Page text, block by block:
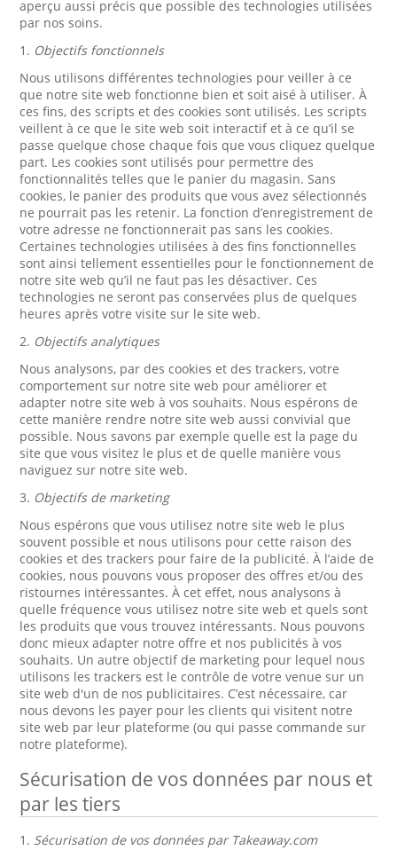
aperçu aussi précis que possible des technologies utilisées
par nos soins.
1. Objectifs fonctionnels
Nous utilisons différentes technologies pour veiller à ce
que notre site web fonctionne bien et soit aisé à utiliser. À
ces fins, des scripts et des cookies sont utilisés. Les scripts
veillent à ce que le site web soit interactif et à ce qu’il se
passe quelque chose chaque fois que vous cliquez quelque
part. Les cookies sont utilisés pour permettre des
fonctionnalités telles que le panier du magasin. Sans
cookies, le panier des produits que vous avez sélectionnés
ne pourrait pas les retenir. La fonction d’enregistrement de
votre adresse ne fonctionnerait pas sans les cookies.
Certaines technologies utilisées à des fins fonctionnelles
sont ainsi tellement essentielles pour le fonctionnement de
notre site web qu’il ne faut pas les désactiver. Ces
technologies ne seront pas conservées plus de quelques
heures après votre visite sur le site web.
2. Objectifs analytiques
Nous analysons, par des cookies et des trackers, votre
comportement sur notre site web pour améliorer et
adapter notre site web à vos souhaits. Nous espérons de
cette manière rendre notre site web aussi convivial que
possible. Nous savons par exemple quelle est la page du
site que vous visitez le plus et de quelle manière vous
naviguez sur notre site web.
3. Objectifs de marketing
Nous espérons que vous utilisez notre site web le plus
souvent possible et nous utilisons pour cette raison des
cookies et des trackers pour faire de la publicité. À l’aide de
cookies, nous pouvons vous proposer des offres et/ou des
ristournes intéressantes. À cet effet, nous analysons à
quelle fréquence vous utilisez notre site web et quels sont
les produits que vous trouvez intéressants. Nous pouvons
donc mieux adapter notre offre et nos publicités à vos
souhaits. Un autre objectif de marketing pour lequel nous
utilisons les trackers est le contrôle de votre venue sur un
site web d'un de nos publicitaires. C’est nécessaire, car
nous devons les payer pour les clients qui visitent notre
site web par leur plateforme (ou qui passe commande sur
notre plateforme).
Sécurisation de vos données par nous et
par les tiers
1. Sécurisation de vos données par Takeaway.com